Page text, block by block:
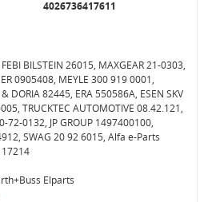
4026736417611
BILSTEIN 26015, MAXGEAR 21-0303,
0905408, MEYLE 300 919 0001,
DORIA 82445, ERA 550586A, ESEN SKV
TRUCKTEC AUTOMOTIVE 08.42.121,
72-0132, JP GROUP 1497400100,
SWAG 20 92 6015, Alfa e-Parts
Elparts